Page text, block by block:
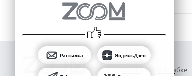
Сообщить об ошибке
Рассылка Яндекс.Дзен